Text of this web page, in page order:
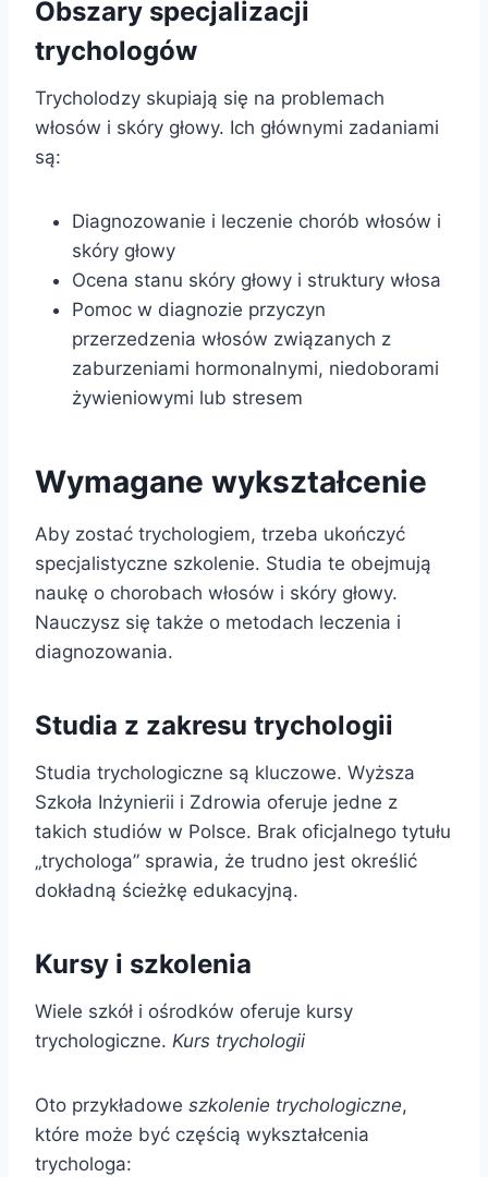
Obszary specjalizacji
trychologów
Trycholodzy skupiają się na problemach
włosów i skóry głowy. Ich głównymi zadaniami
są:
Diagnozowanie i leczenie chorób włosów i
skóry głowy
Ocena stanu skóry głowy i struktury włosa
Pomoc w diagnozie przyczyn
przerzedzenia włosów związanych z
zaburzeniami hormonalnymi, niedoborami
żywieniowymi lub stresem
Wymagane wykształcenie
Aby zostać trychologiem, trzeba ukończyć
specjalistyczne szkolenie. Studia te obejmują
naukę o chorobach włosów i skóry głowy.
Nauczysz się także o metodach leczenia i
diagnozowania.
Studia z zakresu trychologii
Studia trychologiczne są kluczowe. Wyższa
Szkoła Inżynierii i Zdrowia oferuje jedne z
takich studiów w Polsce. Brak oficjalnego tytułu
„trychologa” sprawia, że trudno jest określić
dokładną ścieżkę edukacyjną.
Kursy i szkolenia
Wiele szkół i ośrodków oferuje kursy
trychologiczne. Kurs trychologii
Oto przykładowe szkolenie trychologiczne,
które może być częścią wykształcenia
trychologa: